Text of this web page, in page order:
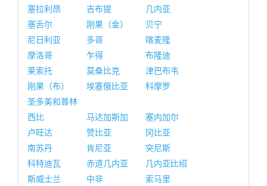
塞拉利昂
吉布提
几内亚
塞舌尔
刚果（金）
贝宁
尼日利亚
多哥
喀麦隆
摩洛哥
乍得
布隆迪
莱索托
莫桑比克
津巴布韦
刚果（布）
埃塞俄比亚
科摩罗
圣多美和普林
西比
马达加斯加
塞内加尔
卢旺达
赞比亚
冈比亚
南苏丹
肯尼亚
突尼斯
科特迪瓦
赤道几内亚
几内亚比绍
斯威士兰
中非 索马里